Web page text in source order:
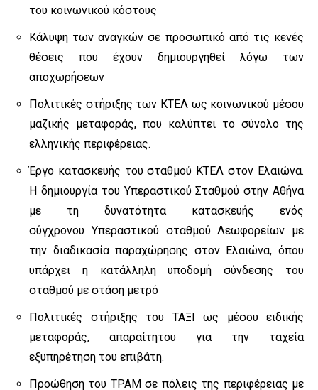
του κοινωνικού κόστους
Κάλυψη των αναγκών σε προσωπικό από τις κενές
θέσεις που έχουν δημιουργηθεί λόγω των
αποχωρήσεων
Πολιτικές στήριξης των ΚΤΕΛ ως κοινωνικού μέσου
μαζικής μεταφοράς, που καλύπτει το σύνολο της
ελληνικής περιφέρειας.
Έργο κατασκευής του σταθμού ΚΤΕΛ στον Ελαιώνα.
Η δημιουργία του Υπεραστικού Σταθμού στην Αθήνα
με τη δυνατότητα κατασκευής ενός
σύγχρονου Υπεραστικού σταθμού Λεωφορείων με
την διαδικασία παραχώρησης στον Ελαιώνα, όπου
υπάρχει η κατάλληλη υποδομή σύνδεσης του
σταθμού με στάση μετρό
Πολιτικές στήριξης του ΤΑΞΙ ως μέσου ειδικής
μεταφοράς, απαραίτητου για την ταχεία
εξυπηρέτηση του επιβάτη.
Προώθηση του ΤΡΑΜ σε πόλεις της περιφέρειας με